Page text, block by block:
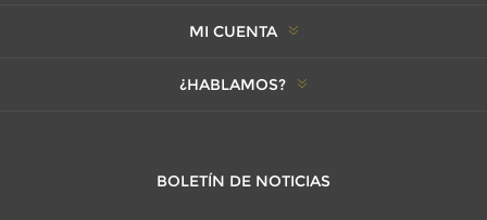
MI CUENTA
¿HABLAMOS?
BOLETÍN DE NOTICIAS